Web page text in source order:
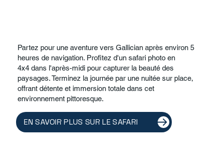
Partez pour une aventure vers Gallician après environ 5
heures de navigation. Profitez d'un safari photo en
4x4 dans l'après-midi pour capturer la beauté des
paysages. Terminez la journée par une nuitée sur place,
offrant détente et immersion totale dans cet
environnement pittoresque.
EN SAVOIR PLUS SUR LE SAFARI